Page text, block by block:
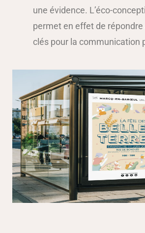
une évidence. L’éco-
permet en effet de
clés pour la communication